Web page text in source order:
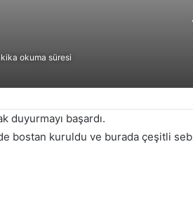
okuma süresi
duyurmayı başardı.
bostan kuruldu ve burada çeşitli